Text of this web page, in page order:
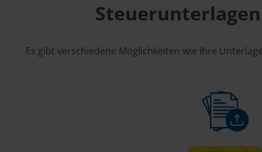
Es gibt verschiedene Möglichkeiten wie Ihre